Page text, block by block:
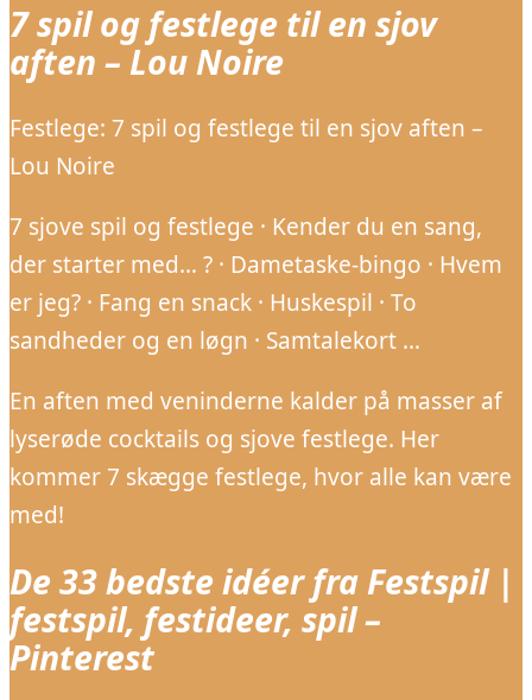
7 spil og festlege til en sjov
aften – Lou Noire
Festlege: 7 spil og festlege til en sjov aften –
Lou Noire
7 sjove spil og festlege · Kender du en sang,
der starter med… ? · Dametaske-bingo · Hvem
er jeg? · Fang en snack · Huskespil · To
sandheder og en løgn · Samtalekort …
En aften med veninderne kalder på masser af
lyserøde cocktails og sjove festlege. Her
kommer 7 skægge festlege, hvor alle kan være
med!
De 33 bedste idéer fra Festspil |
festspil, festideer, spil –
Pinterest